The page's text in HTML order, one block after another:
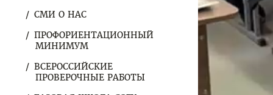
СМИ О НАС
ПРОФОРИЕНТАЦИОННЫЙ
МИНИМУМ
ВСЕРОССИЙСКИЕ
ПРОВЕРОЧНЫЕ РАБОТЫ